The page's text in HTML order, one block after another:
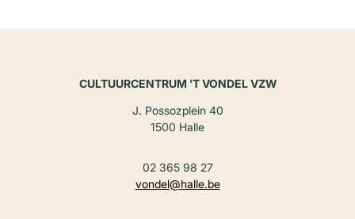
CULTUURCENTRUM ’T VONDEL VZW
J. Possozplein 40
1500 Halle
02 365 98 27
vondel@halle.be